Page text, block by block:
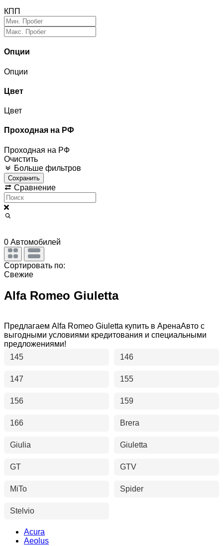
КПП
Опции
Опции
Цвет
Цвет
Проходная на РФ
Проходная на РФ
Очистить
Больше фильтров
Сохранить
Сравнение
0 Автомобилей
Сортировать по:
Свежие
Alfa Romeo Giuletta
Предлагаем Alfa Romeo Giuletta купить в АренаАвто с
выгодными условиями кредитования и специальными
предложениями!
145
146
147 155
156 159
166 Brera
Giulia Giuletta
GT GTV
MiTo Spider
Stelvio
Acura
Aeolus